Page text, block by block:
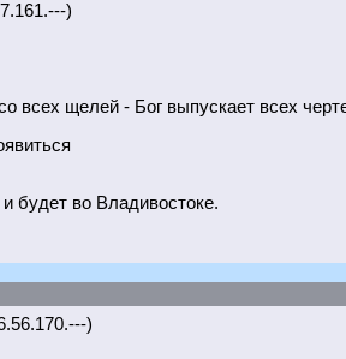
)
всех щелей - Бог выпускает всех
будет во Владивостоке.
)